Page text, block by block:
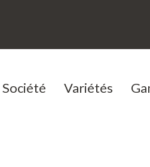
Société Variétés